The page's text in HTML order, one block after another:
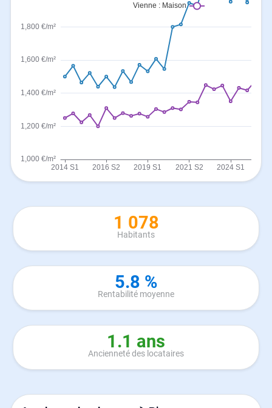
1 078
Habitants
5.8 %
Rentabilité moyenne
1.1 ans
Ancienneté des locataires